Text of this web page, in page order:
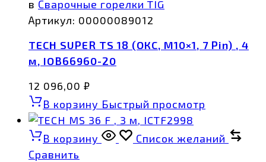
в Сварочные горелки TIG
Артикул: 00000089012
TECH SUPER TS 18 (ОКС, M10×1, 7 Pin) , 4
м, IOB66960-20
12 096,00 ₽
В корзину Быстрый просмотр
В корзину
Список желаний
Сравнить